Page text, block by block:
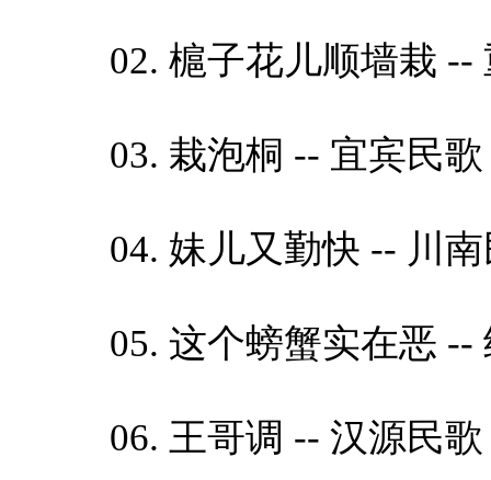
02. 槴子花儿顺墙栽 --
03. 栽泡桐 -- 宜宾民
04. 妹儿又勤快 -- 川
05. 这个螃蟹实在恶 --
06. 王哥调 -- 汉源民